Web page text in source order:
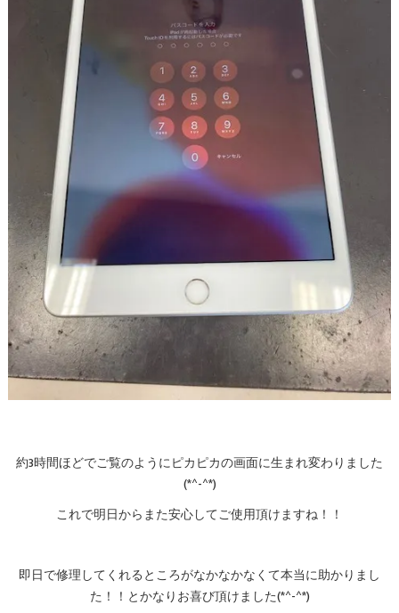
約3時間ほどでご覧のようにピカピカの画面に生まれ変わりました
(*^-^*)
これで明日からまた安心してご使用頂けますね！！
即日で修理してくれるところがなかなかなくて本当に助かりまし
た！！とかなりお喜び頂けました(*^-^*)